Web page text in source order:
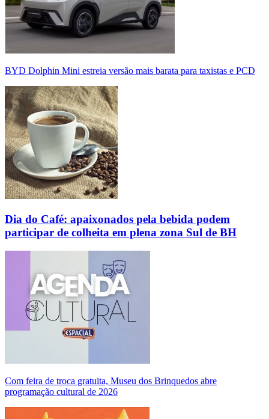
BYD Dolphin Mini estreia versão mais barata para taxistas e PCD
Dia do Café: apaixonados pela bebida podem
participar de colheita em plena zona Sul de BH
Com feira de troca gratuita, Museu dos Brinquedos abre
programação cultural de 2026